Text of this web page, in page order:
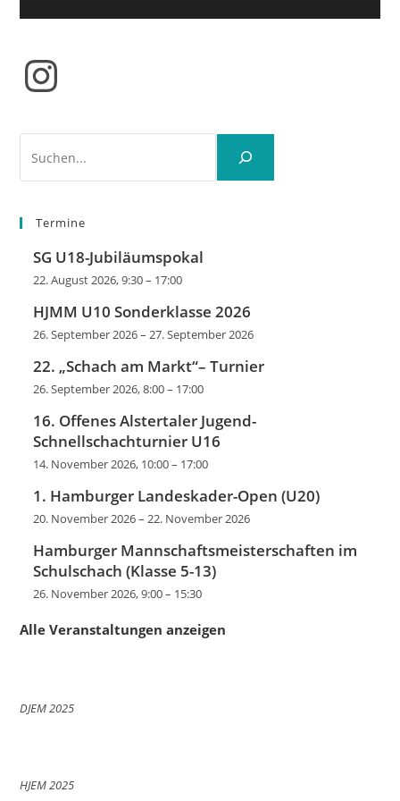
Instagram
Termine
SG U18-Jubiläumspokal
22. August 2026, 9:30– 17:00
HJMM U10 Sonderklasse 2026
26. September 2026–27. September 2026
22. „Schach am Markt“– Turnier
26. September 2026, 8:00– 17:00
16. Offenes Alstertaler Jugend-
Schnellschachturnier U16
14. November 2026, 10:00– 17:00
1. Hamburger Landeskader-Open (U20)
20. November 2026–22. November 2026
Hamburger Mannschaftsmeisterschaften im
Schulschach (Klasse 5-13)
26. November 2026, 9:00– 15:30
Alle Veranstaltungen anzeigen
DJEM 2025
HJEM 2025